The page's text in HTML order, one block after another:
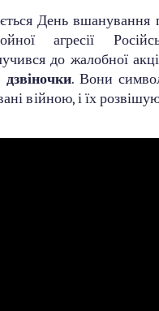
День вшанування
агресії
до жалобної
дзвіночки. Вони
війною, і їх